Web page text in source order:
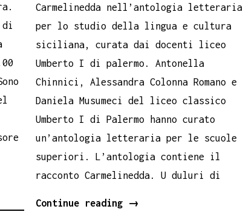
Carmelinedda nell’antologia letteraria
per lo studio della lingua e cultura
siciliana, curata dai docenti liceo
Umberto I di palermo. Antonella
Chinnici, Alessandra Colonna Romano e
Daniela Musumeci del liceo classico
Umberto I di Palermo hanno curato
un’antologia letteraria per le scuole
superiori. L’antologia contiene il
racconto Carmelinedda. U duluri di
Continue reading
Carmelinedda
→